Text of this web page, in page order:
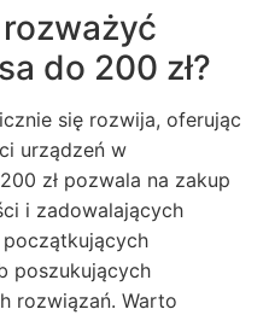
do 200 zł?
się rozwija, oferując
urządzeń w
zł pozwala na zakup
i zadowalających
poszukujących
rozwiązań. Warto